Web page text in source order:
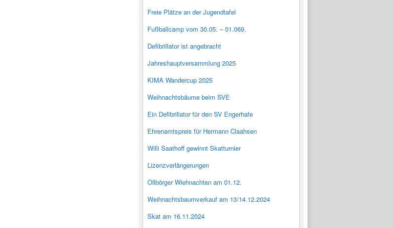
Freie Plätze an der Jugendtafel
Fußballcamp vom 30.05. – 01.069.
Defibrillator ist angebracht
Jahreshauptversammlung 2025
KIMA Wandercup 2025
Weihnachtsbäume beim SVE
Ein Defibrillator für den SV Engerhafe
Ehrenamtspreis für Hermann Claahsen
Willi Saathoff gewinnt Skatturnier
Lizenzverlängerungen
Ollbörger Wiehnachten am 01.12.
Weihnachtsbaumverkauf am 13/14.12.2024
Skat am 16.11.2024